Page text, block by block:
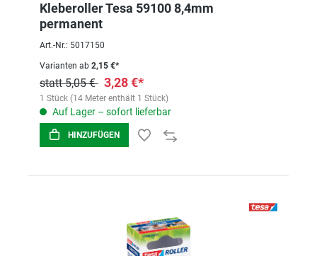
Kleberoller Tesa 59100 8,4mm
permanent
Art.-Nr.: 5017150
Varianten ab 2,15 €*
statt 5,05 € 3,28 €*
1 Stück (14 Meter enthält 1 Stück)
Auf Lager – sofort lieferbar
HINZUFÜGEN